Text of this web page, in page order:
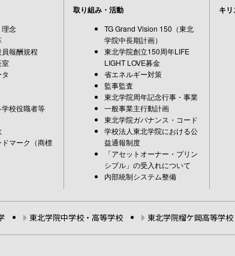
理念
報酬規程
室
校役職者等
マーク（商標
取り組み・活動
TG Grand Vision 150（東北
学院中長期計画）
東北学院創立150周年LIFE
LIGHT LOVE募金
省エネルギー対策
監事監査
東北学院周年記念行事・事業
一般事業主行動計画
東北学院ガバナンス・コード
学校法人東北学院における公
益通報制度
「アセットオーナー・プリン
シプル」の受入れについて
内部統制システム整備
キ
東北学院中学校・高等学校 東北学院榴ケ岡高等学校